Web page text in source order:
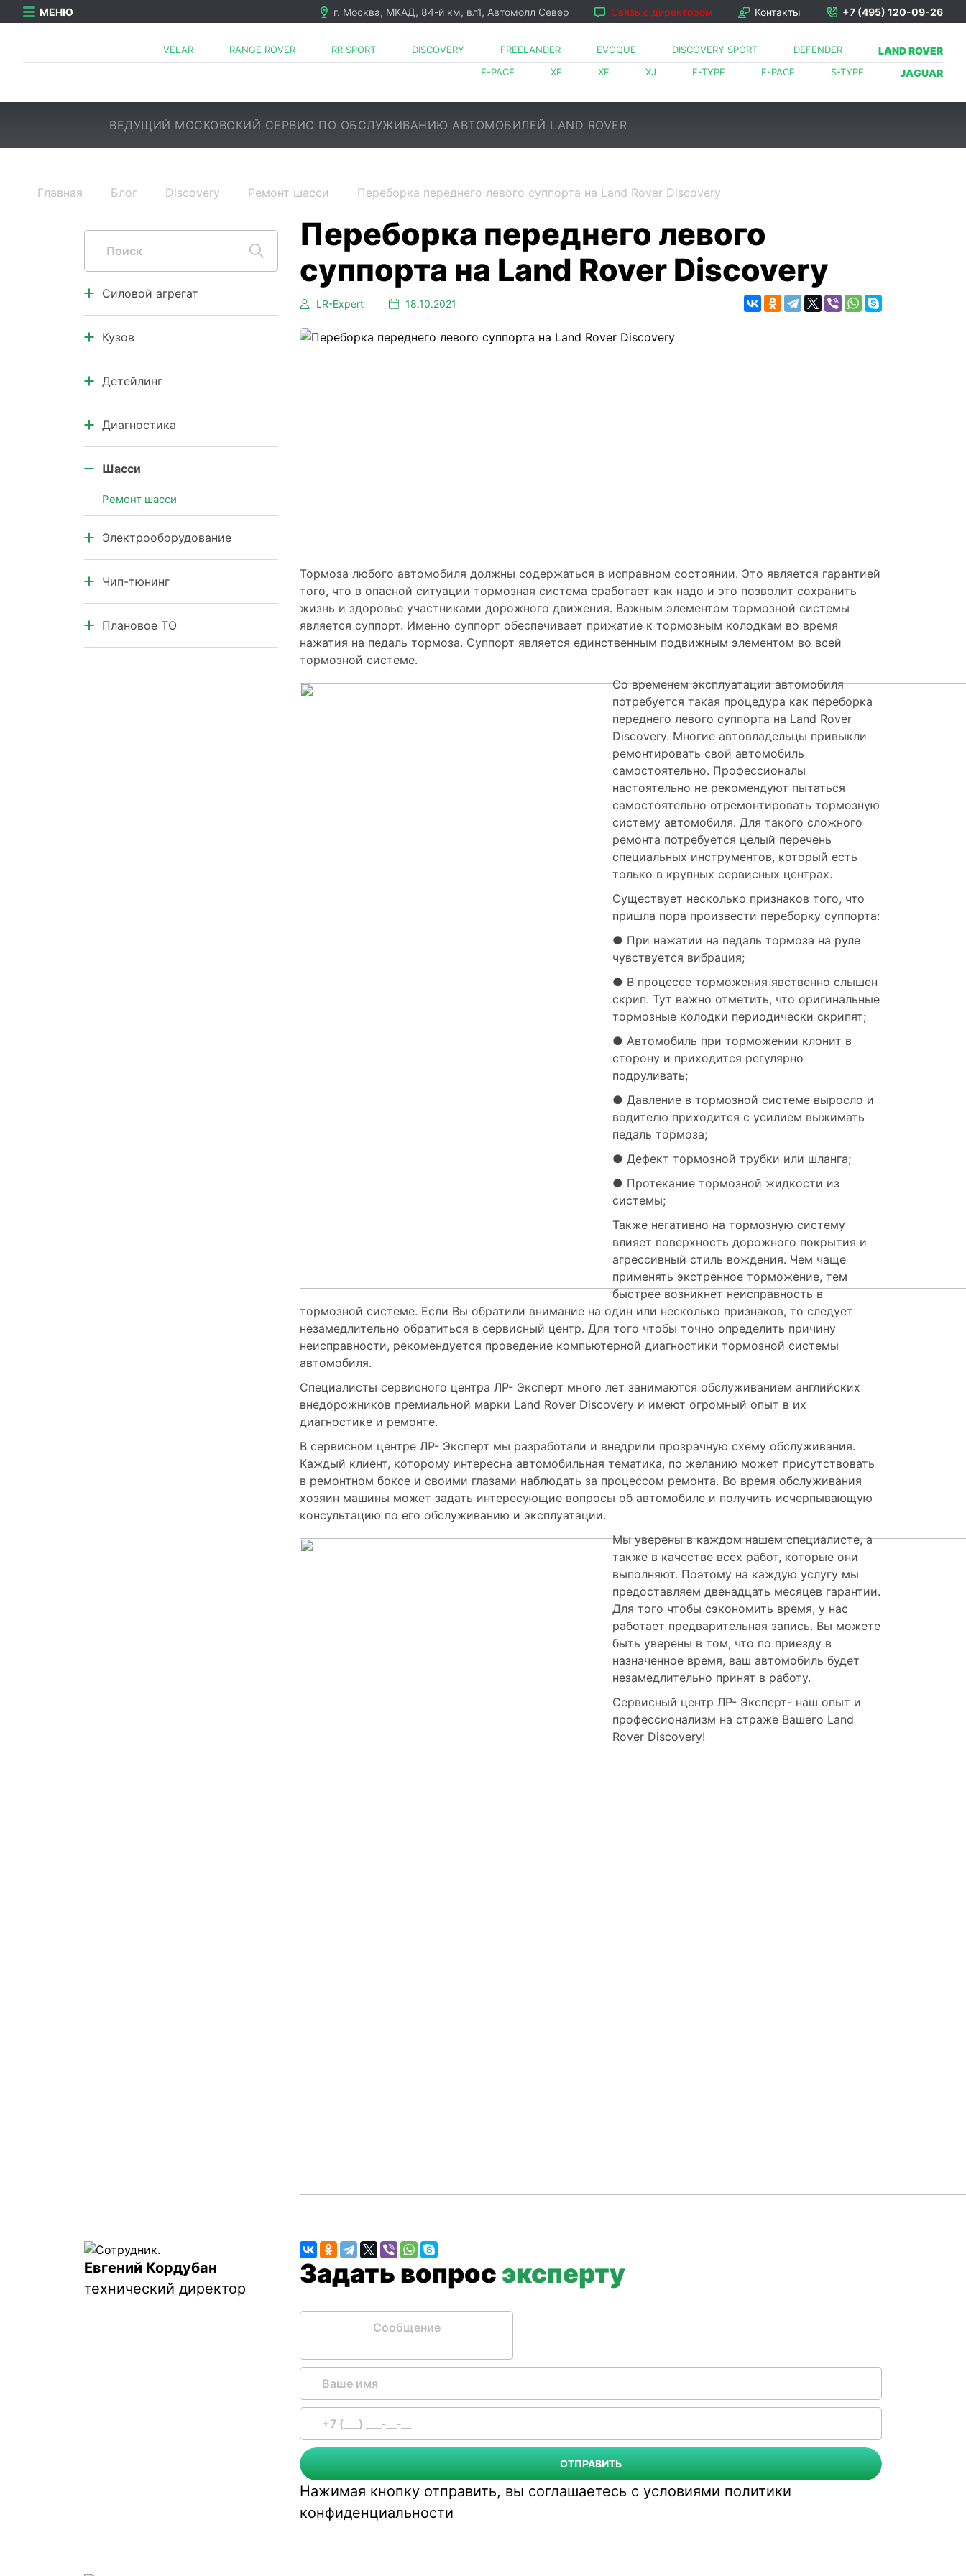
МЕНЮ +7 (495) 120-09-26
Контакты
Связь с директором
г. Москва, МКАД, 84-й км, вл1, Автомолл Север
LAND ROVER
DEFENDER
DISCOVERY SPORT
EVOQUE
FREELANDER
DISCOVERY
RR SPORT
RANGE ROVER
VELAR
JAGUAR
S-TYPE
F-PACE
F-TYPE
XJ
XF
XE
E-PACE
ВЕДУЩИЙ МОСКОВСКИЙ СЕРВИС ПО ОБСЛУЖИВАНИЮ АВТОМОБИЛЕЙ LAND ROVER
Главная Блог Discovery Ремонт шасси Переборка переднего левого суппорта на Land Rover Discovery
LR⁠-⁠Expert 18.10.2021
Тормоза любого автомобиля должны содержаться в исправном состоянии. Это является гарантией
того, что в опасной ситуации тормозная система сработает как надо и это позволит сохранить
жизнь и здоровье участниками дорожного движения. Важным элементом тормозной системы
является суппорт. Именно суппорт обеспечивает прижатие к тормозным колодкам во время
нажатия на педаль тормоза. Суппорт является единственным подвижным элементом во всей
тормозной системе.
Со временем эксплуатации автомобиля
потребуется такая процедура как переборка
переднего левого суппорта на Land Rover
Discovery. Многие автовладельцы привыкли
ремонтировать свой автомобиль
самостоятельно. Профессионалы
настоятельно не рекомендуют пытаться
самостоятельно отремонтировать тормозную
систему автомобиля. Для такого сложного
ремонта потребуется целый перечень
специальных инструментов, который есть
только в крупных сервисных центрах.
Существует несколько признаков того, что
пришла пора произвести переборку суппорта:
● При нажатии на педаль тормоза на руле
чувствуется вибрация;
● В процессе торможения явственно слышен
скрип. Тут важно отметить, что оригинальные
тормозные колодки периодически скрипят;
● Автомобиль при торможении клонит в
сторону и приходится регулярно
подруливать;
● Давление в тормозной системе выросло и
водителю приходится с усилием выжимать
педаль тормоза;
● Дефект тормозной трубки или шланга;
● Протекание тормозной жидкости из
системы;
Также негативно на тормозную систему
влияет поверхность дорожного покрытия и
агрессивный стиль вождения. Чем чаще
применять экстренное торможение, тем
быстрее возникнет неисправность в
тормозной системе. Если Вы обратили внимание на один или несколько признаков, то следует
незамедлительно обратиться в сервисный центр. Для того чтобы точно определить причину
неисправности, рекомендуется проведение компьютерной диагностики тормозной системы
автомобиля.
Специалисты сервисного центра ЛР- Эксперт много лет занимаются обслуживанием английских
внедорожников премиальной марки Land Rover Discovery и имеют огромный опыт в их
диагностике и ремонте.
В сервисном центре ЛР- Эксперт мы разработали и внедрили прозрачную схему обслуживания.
Каждый клиент, которому интересна автомобильная тематика, по желанию может присутствовать
в ремонтном боксе и своими глазами наблюдать за процессом ремонта. Во время обслуживания
хозяин машины может задать интересующие вопросы об автомобиле и получить исчерпывающую
консультацию по его обслуживанию и эксплуатации.
Мы уверены в каждом нашем специалисте, а
также в качестве всех работ, которые они
выполняют. Поэтому на каждую услугу мы
предоставляем двенадцать месяцев гарантии.
Для того чтобы сэкономить время, у нас
работает предварительная запись. Вы можете
быть уверены в том, что по приезду в
назначенное время, ваш автомобиль будет
незамедлительно принят в работу.
Сервисный центр ЛР- Эксперт- наш опыт и
профессионализм на страже Вашего Land
Rover Discovery!
Силовой агрегат
Двигатель
Коробка передач
Кузов
Кузовной ремонт
Кузовные элементы
Детейлинг
Салон автомобиля
Кузов и подкапотное
пространство
Диагностика
Диагностика узлов и агрегатов
Компьютерная диагностика
Шасси
Ремонт шасси
Электрооборудование
Электрооборудование
Чип-тюнинг
Чип-тюнинг
Плановое ТО
Техническое обслуживание
Евгений Кордубан
технический директор
Задать вопрос эксперту
Сообщение
ОТПРАВИТЬ
Нажимая кнопку отправить, вы соглашаетесь с условиями политики
конфиденциальности